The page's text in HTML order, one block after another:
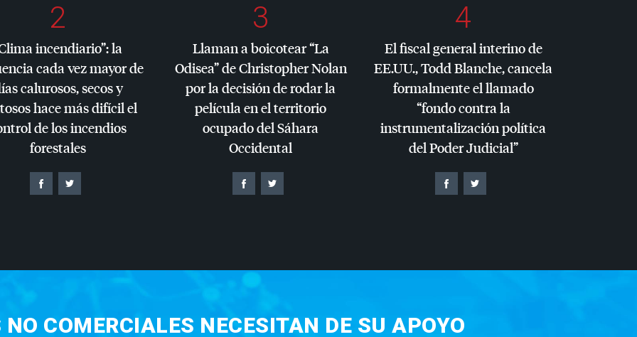
2
incendiario”: la
cada vez mayor de
calurosos, secos y
hace más difícil el
de los incendios
forestales
3
Llaman a boicotear “La
Odisea” de Christopher Nolan
por la decisión de rodar la
película en el territorio
ocupado del Sáhara
Occidental
4
El fiscal general interino de
EE.UU., Todd Blanche, cancela
formalmente el llamado
“fondo contra la
instrumentalización política
del Poder Judicial”
COMERCIALES NECESITAN DE SU APOYO